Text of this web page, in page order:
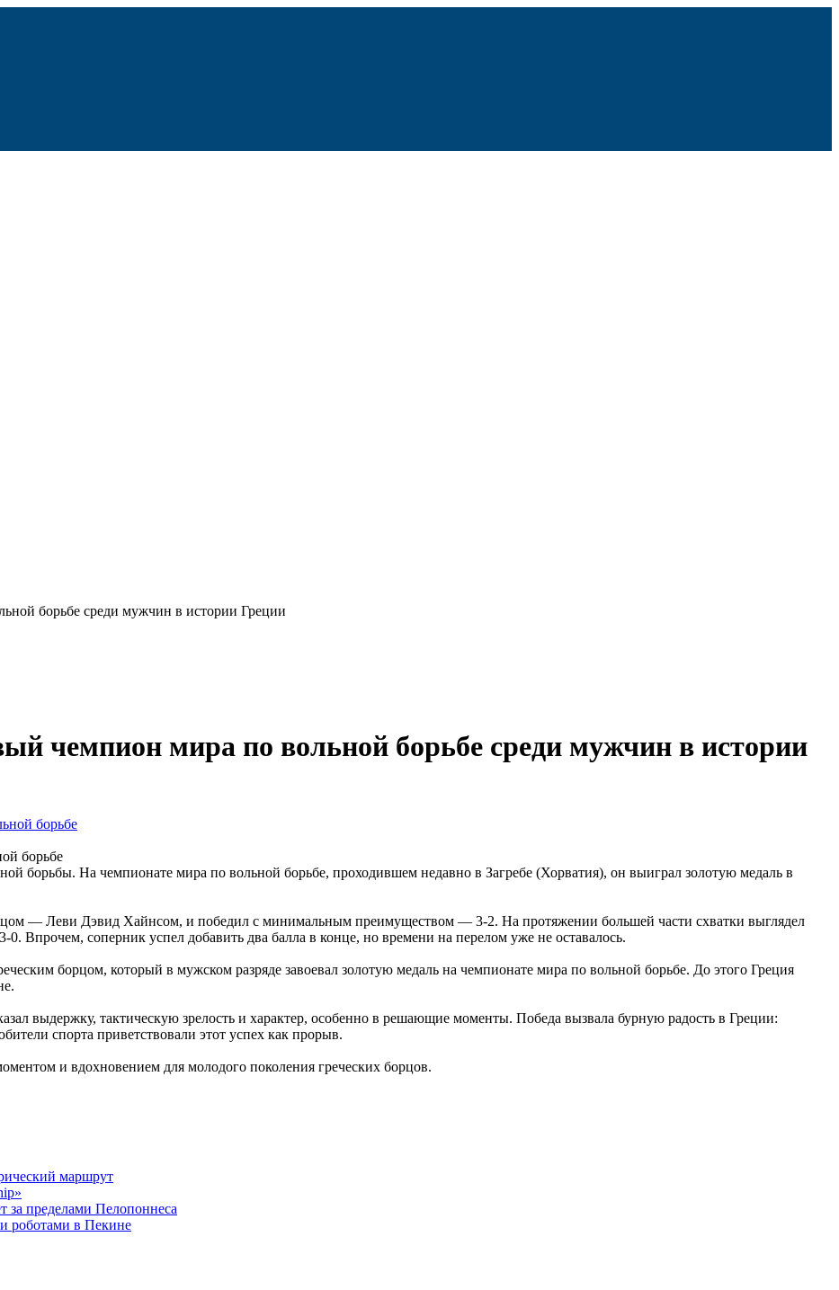
борьбе среди мужчин в истории Греции
чемпион мира по вольной борьбе среди мужчин в истории
борьбе
борьбы. На чемпионате мира по вольной борьбе, проходившем недавно в Загребе (Хорватия), он выиграл золотую медаль в
— Леви Дэвид Хайнсом, и победил с минимальным преимуществом — 3-2. На протяжении большей части схватки выглядел
Впрочем, соперник успел добавить два балла в конце, но времени на перелом уже не оставалось.
борцом, который в мужском разряде завоевал золотую медаль на чемпионате мира по вольной борьбе. До этого Греция
выдержку, тактическую зрелость и характер, особенно в решающие моменты. Победа вызвала бурную радость в Греции:
спорта приветствовали этот успех как прорыв.
и вдохновением для молодого поколения греческих борцов.
маршрут
за пределами Пелопоннеса
роботами в Пекине